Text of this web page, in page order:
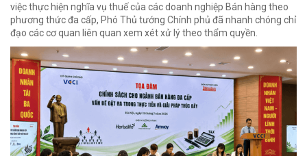
việc thực hiện nghĩa vụ thuế của các doanh nghiệp Bán hàng theo
phương thức đa cấp, Phó Thủ tướng Chính phủ đã nhanh chóng chỉ
đạo các cơ quan liên quan xem xét xử lý theo thẩm quyền.